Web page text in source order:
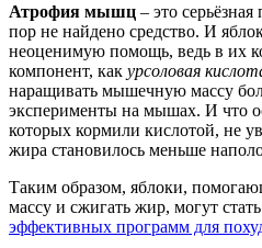
Атрофия мышц – это
пор не найдено средство. И
неоценимую помощь, ведь в их
компонент, как урсоловая
наращивать мышечную массу
эксперименты на мышах. И что
которых кормили кислотой, не
жира становилось меньше
Таким образом, яблоки,
массу и сжигать жир, могут
эффективных программ для